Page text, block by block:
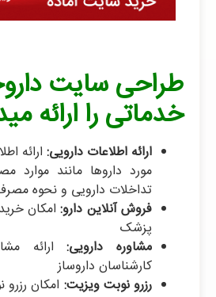
طراحی سایت
خدماتی را ارائه
ارائه اطلاعات دارویی: ارائه
مورد داروها مانند موارد
تداخلات دارویی و نحوه
فروش آنلاین دارو:امکان
پزشک
مشاوره دارویی:ارائه
کارشناسان داروساز
رزرو نوبت ویزیت: امکان